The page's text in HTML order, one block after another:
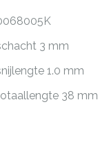
3 mm
1.0 mm
38 mm